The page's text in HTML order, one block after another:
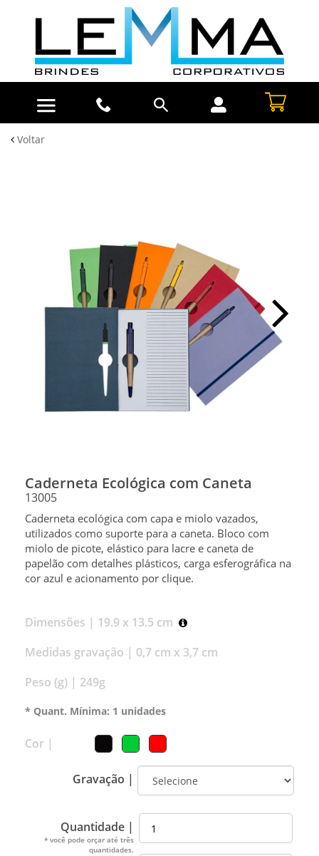
Voltar
Caderneta Ecológica com Caneta
13005
Caderneta ecológica com capa e miolo vazados,
utilizados como suporte para a caneta. Bloco com
miolo de picote, elástico para lacre e caneta de
papelão com detalhes plásticos, carga esferográfica na
cor azul e acionamento por clique.
Dimensões | 19.9 x 13.5 cm
Medidas gravação | 0,7 cm x 3,7 cm
Peso (g) | 249g
* Quant. Mínima: 1 unidades
Cor |
Gravação |
Quantidade |
* você pode orçar até três
quantidades.